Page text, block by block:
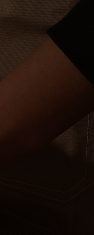
低成本
低成本不仅帮助门店